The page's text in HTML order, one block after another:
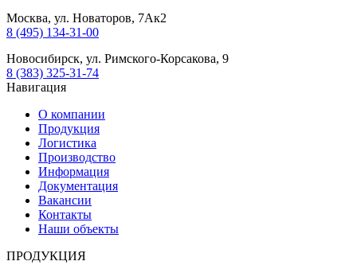
Москва, ул. Новаторов, 7Ак2
8 (495) 134-31-00
Новосибирск, ул. Римского-Корсакова, 9
8 (383) 325-31-74
Навигация
О компании
Продукция
Логистика
Производство
Информация
Документация
Вакансии
Контакты
Наши объекты
ПРОДУКЦИЯ